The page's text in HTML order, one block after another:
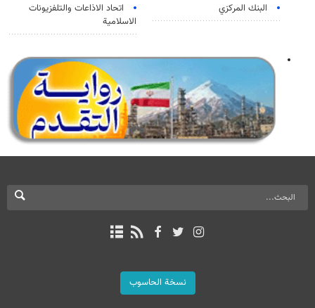
البنك المركزي
اتحاد الاذاعات والتلفزيونات
الاسلامية
نسخة الحاسوب